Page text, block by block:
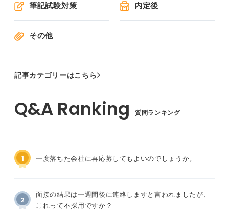
筆記試験対策 内定後
その他
記事カテゴリーはこちら
質問ランキング
1 一度落ちた会社に再応募してもよいのでしょうか。
2
面接の結果は一週間後に連絡しますと言われましたが、
これって不採用ですか？